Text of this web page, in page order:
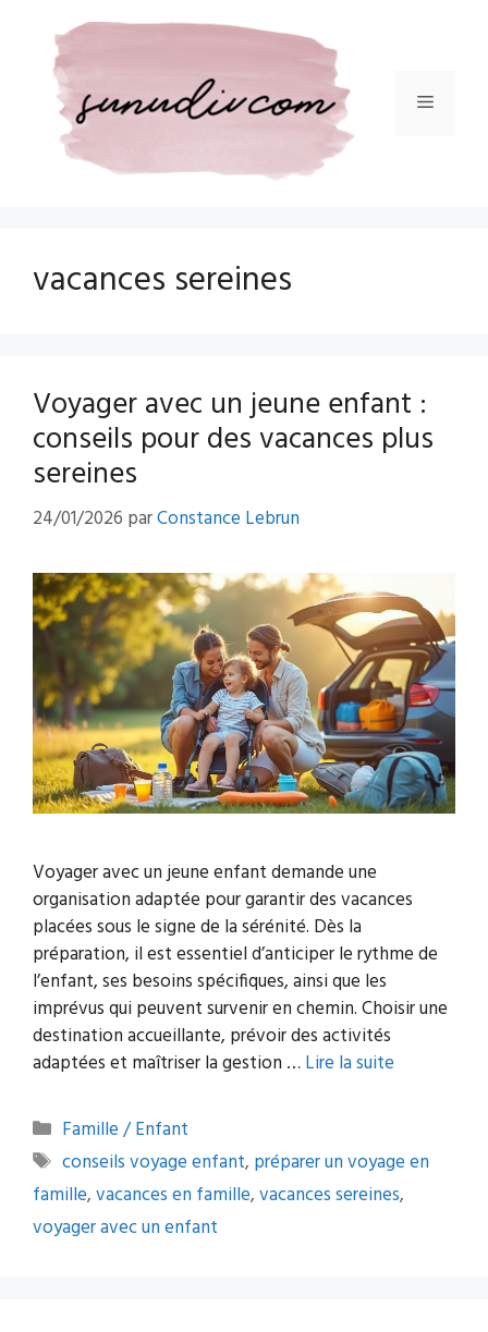
contenu
Menu
vacances sereines
Voyager avec un jeune enfant :
conseils pour des vacances plus
sereines
24/01/2026 parConstance Lebrun
Voyager avec un jeune enfant demande une
organisation adaptée pour garantir des vacances
placées sous le signe de la sérénité. Dès la
préparation, il est essentiel d’anticiper le rythme de
l’enfant, ses besoins spécifiques, ainsi que les
imprévus qui peuvent survenir en chemin. Choisir une
destination accueillante, prévoir des activités
adaptées et maîtriser la gestion …Lire la suite
Catégories
Famille / Enfant
Étiquettes
conseils voyage enfant, préparer un voyage en
famille,vacances en famille,vacances sereines,
voyager avec un enfant